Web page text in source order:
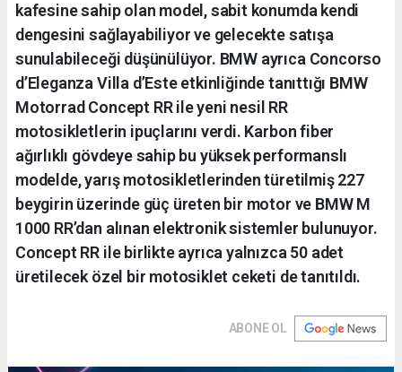
kafesine sahip olan model, sabit konumda kendi
dengesini sağlayabiliyor ve gelecekte satışa
sunulabileceği düşünülüyor. BMW ayrıca Concorso
d’Eleganza Villa d’Este etkinliğinde tanıttığı BMW
Motorrad Concept RR ile yeni nesil RR
motosikletlerin ipuçlarını verdi. Karbon fiber
ağırlıklı gövdeye sahip bu yüksek performanslı
modelde, yarış motosikletlerinden türetilmiş 227
beygirin üzerinde güç üreten bir motor ve BMW M
1000 RR’dan alınan elektronik sistemler bulunuyor.
Concept RR ile birlikte ayrıca yalnızca 50 adet
üretilecek özel bir motosiklet ceketi de tanıtıldı.
ABONE OL